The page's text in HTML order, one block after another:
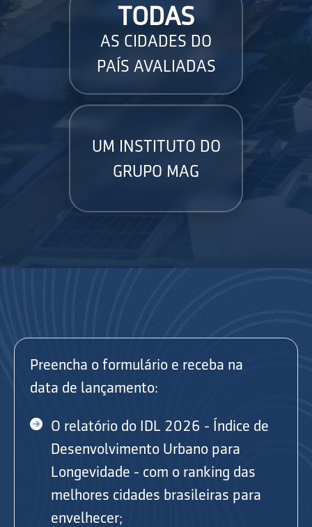
TODAS
AS CIDADES DO
PAÍS AVALIADAS
UM INSTITUTO DO
GRUPO MAG
Preencha o formulário e receba na
data de lançamento:
O relatório do IDL 2026 - Índice de
Desenvolvimento Urbano para
Longevidade - com o ranking das
melhores cidades brasileiras para
envelhecer;